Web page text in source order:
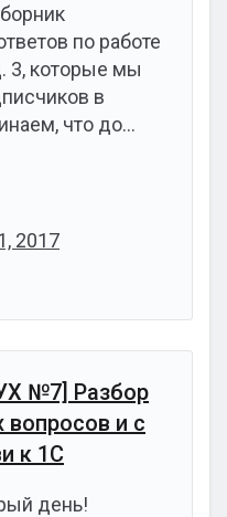
по работе
3, которые мы
в
что до…
2017
№7] Разбор
вопросов и с
к 1С
день!